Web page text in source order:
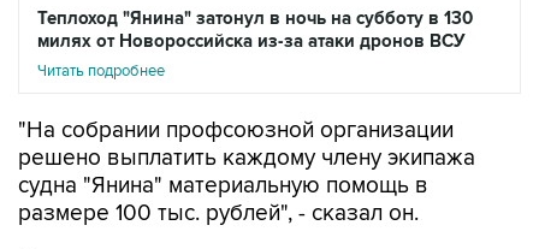
Теплоход "Янина" затонул в ночь на субботу в 130
милях от Новороссийска из-за атаки дронов ВСУ
Читать подробнее
"На собрании профсоюзной организации
решено выплатить каждому члену экипажа
судна "Янина" материальную помощь в
размере 100 тыс. рублей", - сказал он.